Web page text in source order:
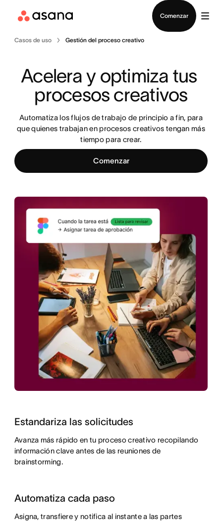
Comenzar
Casos de uso Gestión del proceso creativo
Acelera y optimiza tus
procesos creativos
Automatiza los flujos de trabajo de principio a fin, para
que quienes trabajan en procesos creativos tengan más
tiempo para crear.
Comenzar
Estandariza las solicitudes
Avanza más rápido en tu proceso creativo recopilando
información clave antes de las reuniones de
brainstorming.
Automatiza cada paso
Asigna, transfiere y notifica al instante a las partes